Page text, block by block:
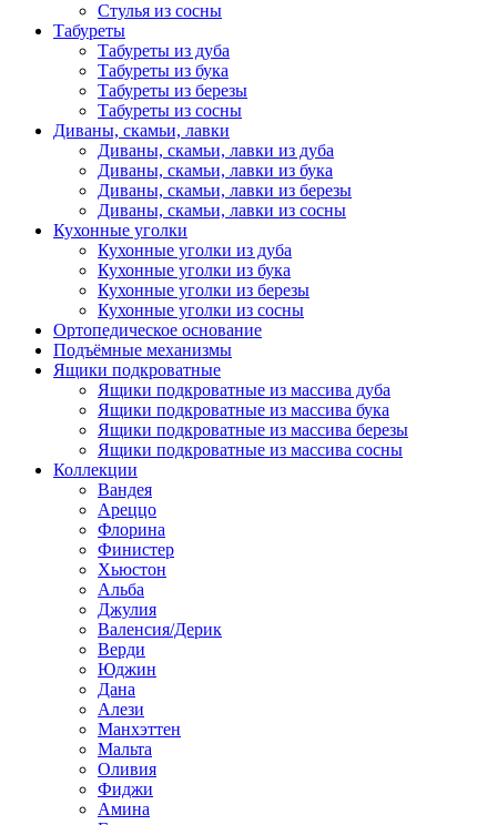
Стулья из сосны
Табуреты
Табуреты из дуба
Табуреты из бука
Табуреты из березы
Табуреты из сосны
Диваны, скамьи, лавки
Диваны, скамьи, лавки из дуба
Диваны, скамьи, лавки из бука
Диваны, скамьи, лавки из березы
Диваны, скамьи, лавки из сосны
Кухонные уголки
Кухонные уголки из дуба
Кухонные уголки из бука
Кухонные уголки из березы
Кухонные уголки из сосны
Ортопедическое основание
Подъёмные механизмы
Ящики подкроватные
Ящики подкроватные из массива дуба
Ящики подкроватные из массива бука
Ящики подкроватные из массива березы
Ящики подкроватные из массива сосны
Коллекции
Вандея
Ареццо
Флорина
Финистер
Хьюстон
Альба
Джулия
Валенсия/Дерик
Верди
Юджин
Дана
Алези
Манхэттен
Мальта
Оливия
Фиджи
Амина